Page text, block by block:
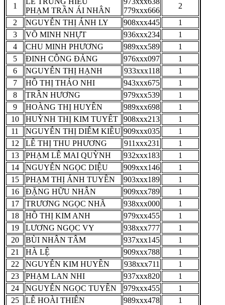
1
PHẠM TRẦN ÁI NHÂN
779xxx666
2
2
NGUYỄN THỊ ÁNH LY 908xxx445
1
3
VÕ MINH NHỰT 936xxx234
1
4
CHU MINH PHƯƠNG 989xxx589
1
5
ĐINH CÔNG ĐẢNG 976xxx097
1
6
NGUYỄN THỊ HẠNH 933xxx118
1
7
HỒ THỊ THẢO NHI 943xxx675
1
8
TRẦN HƯƠNG 979xxx539
1
9
HOÀNG THỊ HUYỀN 989xxx698
1
10
HUỲNH THỊ KIM TUYẾT 908xxx213
1
11
NGUYỄN THỊ DIỄM KIỀU 909xxx035
1
12
LÊ THỊ THU PHƯƠNG 911xxx231
1
13
PHẠM LÊ MAI QUỲNH 932xxx183
1
14
NGUYỄN NGỌC DIỆU 909xxx146
1
15
PHẠM THỊ ÁNH TUYỀN 903xxx189
1
16
ĐẶNG HỮU NHÂN 909xxx789
1
17
TRƯƠNG NGỌC NHÃ 938xxx000
1
18
HỒ THỊ KIM ANH 979xxx455
1
19
LƯƠNG NGỌC VY 938xxx777
1
20
BÙI NHÂN TÂM 937xxx145
1
21
HÀ LỆ 909xxx788
1
22
NGUYỄN KIM HUYỀN 938xxx711
1
23
PHẠM LAN NHI 937xxx820
1
24
NGUYỄN NGỌC TUYỀN 979xxx455
1
25
LÊ HOÀI THIÊN 989xxx478
1